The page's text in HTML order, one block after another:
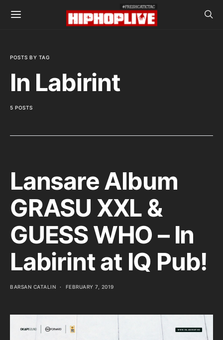
POSTS BY TAG
In Labirint
5 POSTS
Lansare Album
GRASU XXL &
GUESS WHO – In
Labirint at IQ Pub!
BARSAN CATALIN FEBRUARY 7, 2019